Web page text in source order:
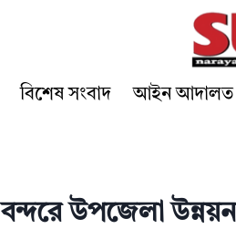
বিশেষ সংবাদ আইন আদালত
বন্দরে উপজেলা